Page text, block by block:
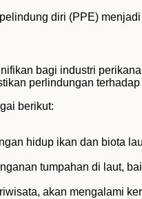
diri (PPE)
bagi industri
perlindungan
berikut:
hidup ikan dan biota
tumpahan di laut,
akan mengalami